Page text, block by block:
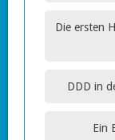
Die ersten
DDD in
Ein